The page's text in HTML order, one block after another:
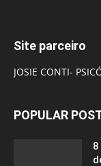
Site parceiro
JOSIE CONTI-
POPULAR
8